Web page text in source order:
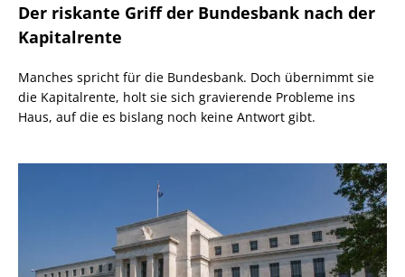
Der riskante Griff der Bundesbank nach der
Kapitalrente
Manches spricht für die Bundesbank. Doch übernimmt sie
die Kapitalrente, holt sie sich gravierende Probleme ins
Haus, auf die es bislang noch keine Antwort gibt.